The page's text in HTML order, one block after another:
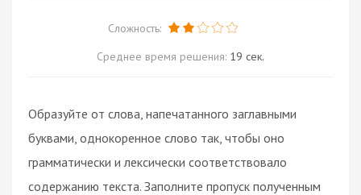
Сложность:
Среднее время решения: 19 сек.
Образуйте от слова, напечатанного заглавными
буквами, однокоренное слово так, чтобы оно
грамматически и лексически соответствовало
содержанию текста. Заполните пропуск полученным